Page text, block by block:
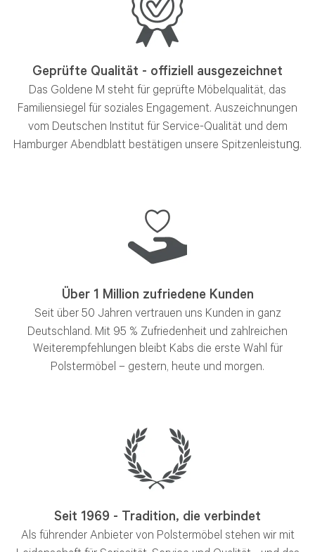
Geprüfte Qualität - offiziell ausgezeichnet
Das Goldene M steht für geprüfte Möbelqualität, das
Familiensiegel für soziales Engagement. Auszeichnungen
vom Deutschen Institut für Service-Qualität und dem
Hamburger Abendblatt bestätigen unsere Spitzenleistung.
Über 1 Million zufriedene Kunden
Seit über 50 Jahren vertrauen uns Kunden in ganz
Deutschland. Mit 95 % Zufriedenheit und zahlreichen
Weiterempfehlungen bleibt Kabs die erste Wahl für
Polstermöbel – gestern, heute und morgen.
Seit 1969 - Tradition, die verbindet
Als führender Anbieter von Polstermöbel stehen wir mit